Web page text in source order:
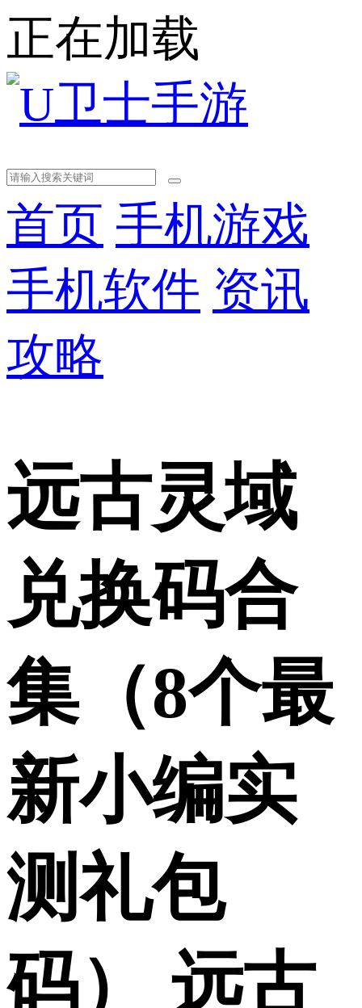
正在加载
首页 手机游戏
手机软件 资讯
攻略
远古灵域
兑换码合
集（8个最
新小编实
测礼包
码） 远古